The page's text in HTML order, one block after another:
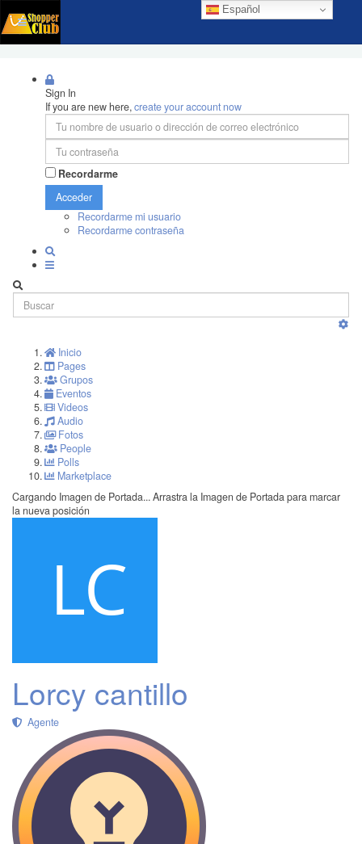
Español
Sign In
If you are new here,create your account now
Recordarme
Acceder
Recordarme mi usuario
Recordarme contraseña
Inicio
Pages
Grupos
Eventos
Videos
Audio
Fotos
People
Polls
Marketplace
Cargando Imagen de Portada... Arrastra la Imagen de Portada para marcar
la nueva posición
Lorcy cantillo
Agente